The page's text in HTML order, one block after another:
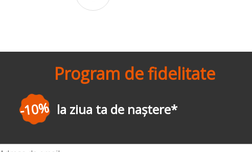
Program de fidelitate
-3% la prima comandă